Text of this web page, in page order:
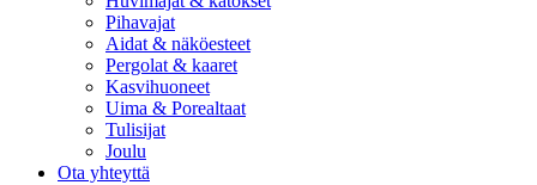
Pihavajat
Aidat & näköesteet
Pergolat & kaaret
Kasvihuoneet
Uima & Porealtaat
Tulisijat
Joulu
Ota yhteyttä